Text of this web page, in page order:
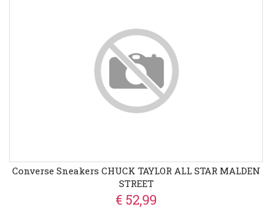
Converse Sneakers CHUCK TAYLOR ALL STAR MALDEN
STREET
€ 52,99